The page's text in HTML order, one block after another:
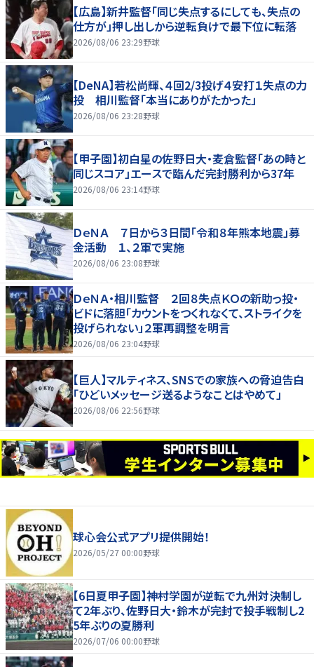
【広島】新井監督「同じ失点するにしても、失点の
仕方が」押し出しから逆転負けで最下位に転落
2026/08/06 23:29野球
【DeNA】若松尚輝、４回2/3投げ４安打１失点の力
投 相川監督「本当にありがたかった」
2026/08/06 23:28野球
【甲子園】初白星の佐野日大・麦倉監督「あの時と
同じスコア」エースで臨んだ完封勝利から37年
2026/08/06 23:14野球
ＤｅＮＡ ７日から３日間「令和８年熊本地震」募
金活動 １、２軍で実施
2026/08/06 23:08野球
ＤｅＮＡ・相川監督 ２回８失点ＫＯの新助っ投・
ビドに落胆「カウントをつくれなくて、ストライクを
投げられない」２軍再調整を明言
2026/08/06 23:04野球
【巨人】マルティネス、SNSでの家族への脅迫告白
「ひどいメッセージ送るようなことはやめて」
2026/08/06 22:56野球
球心会公式アプリ提供開始！
2026/05/27 00:00野球
【6日夏甲子園】神村学園が逆転で九州対決制し
て2年ぶり、佐野日大・鈴木が完封で投手戦制し2
5年ぶりの夏勝利
2026/07/06 00:00野球